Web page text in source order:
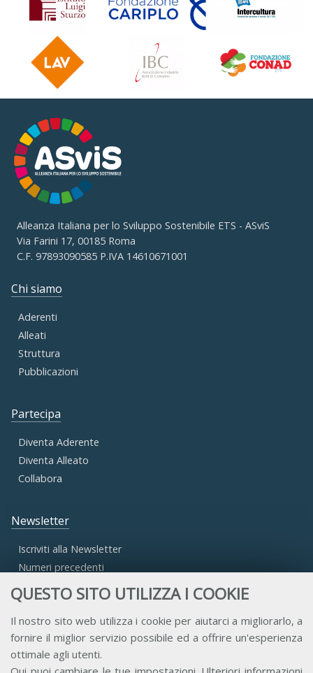
QUESTO SITO UTILIZZA I COOKIE
Il nostro sito web utilizza i cookie per aiutarci a migliorarlo, a
fornire il miglior servizio possibile ed a offrire un'esperienza
ottimale agli utenti.
Alleanza Italiana per lo Sviluppo Sostenibile ETS - ASviS
Via Farini 17, 00185 Roma
C.F. 97893090585 P.IVA 14610671001
Chi siamo
Aderenti
Alleati
Struttura
Pubblicazioni
Partecipa
Diventa Aderente
Diventa Alleato
Collabora
Newsletter
Iscriviti alla Newsletter
Numeri precedenti
Accesso Aderenti
Accesso Consulta